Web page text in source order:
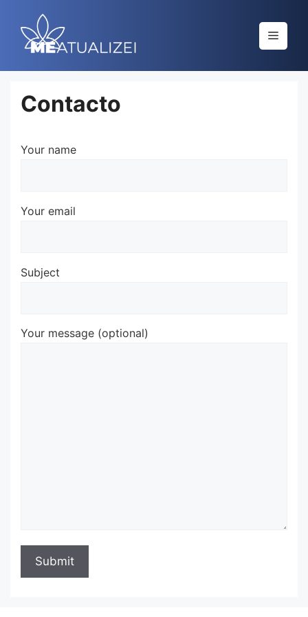
contenido
Menú
Contacto
Your name
Your email
Subject
Your message (optional)